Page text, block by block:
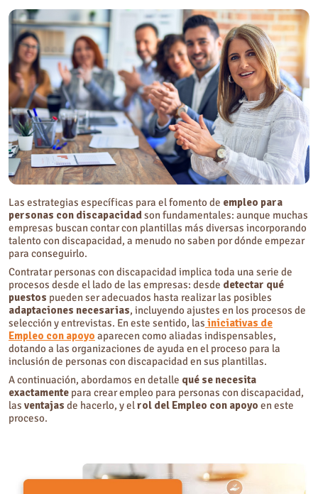
¿Cómo contratar personas con discapacidad?
Preguntas frecuentes sobre empleo para personas con discapacidad
¿Qué se requiere para contratar a una persona con discapacidad?
¿Qué beneficios tengo al contratar a una persona con discapacidad?
Las estrategias específicas para el fomento de empleo para
personas con discapacidadson fundamentales: aunque muchas
empresas buscan contar con plantillas más diversas incorporando
talento con discapacidad, a menudo no saben por dónde empezar
para conseguirlo.
Contratar personas con discapacidad implica toda una serie de
procesos desde el lado de las empresas: desde detectar qué
puestos pueden ser adecuados hasta realizar las posibles
adaptaciones necesarias, incluyendo ajustes en los procesos de
selección y entrevistas. En este sentido, las iniciativas de
Empleo con apoyo aparecen como aliadas indispensables,
dotando a las organizaciones de ayuda en el proceso para la
inclusión de personas con discapacidad en sus plantillas.
A continuación, abordamos en detalle qué se necesita
exactamente para crear empleo para personas con discapacidad,
las ventajas de hacerlo, y elrol del Empleo con apoyo en este
proceso.